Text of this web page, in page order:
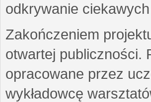
odkrywanie
Zakończeniem
otwartej publiczności.
opracowane przez
wykładowcę